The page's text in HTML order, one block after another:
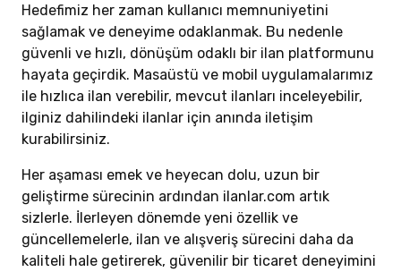
Hedefimiz her zaman kullanıcı memnuniyetini
sağlamak ve deneyime odaklanmak. Bu nedenle
güvenli ve hızlı, dönüşüm odaklı bir ilan platformunu
hayata geçirdik. Masaüstü ve mobil uygulamalarımız
ile hızlıca ilan verebilir, mevcut ilanları inceleyebilir,
ilginiz dahilindeki ilanlar için anında iletişim
kurabilirsiniz.
Her aşaması emek ve heyecan dolu, uzun bir
geliştirme sürecinin ardından ilanlar.com artık
sizlerle. İlerleyen dönemde yeni özellik ve
güncellemelerle, ilan ve alışveriş sürecini daha da
kaliteli hale getirerek, güvenilir bir ticaret deneyimini